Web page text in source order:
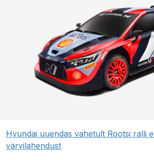
Hyundai uuendas vahetult Rootsi ralli
värvilahendust